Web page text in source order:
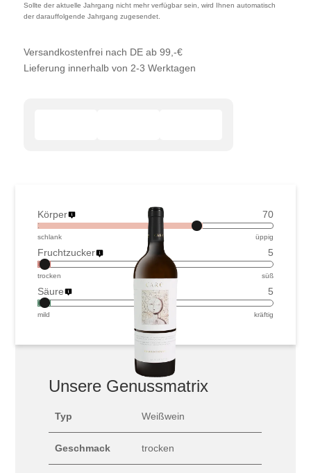
Sollte der aktuelle Jahrgang nicht mehr verfügbar sein, wird Ihnen automatisch
der darauffolgende Jahrgang zugesendet.
Versandkostenfrei nach DE ab 99,-€
Lieferung innerhalb von 2-3 Werktagen
Körper 70
schlank üppig
Fruchtzucker 5
trocken süß
Säure 5
mild kräftig
Unsere Genussmatrix
Typ Weißwein
Geschmack trocken